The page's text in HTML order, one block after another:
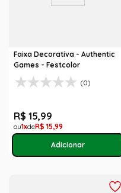
Faixa Decorativa - Authentic
Games - Festcolor
(0)
R$ 15,99
1 R$ 15,99